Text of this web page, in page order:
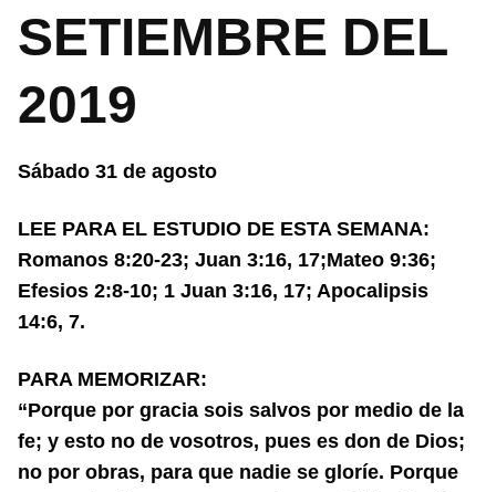
SETIEMBRE DEL
2019
Sábado 31 de agosto
LEE PARA EL ESTUDIO DE ESTA SEMANA:
Romanos 8:20-23; Juan 3:16, 17;Mateo 9:36;
Efesios 2:8-10; 1 Juan 3:16, 17; Apocalipsis
14:6, 7.
PARA MEMORIZAR:
“Porque por gracia sois salvos por medio de la
fe; y esto no de vosotros, pues es don de Dios;
no por obras, para que nadie se gloríe. Porque